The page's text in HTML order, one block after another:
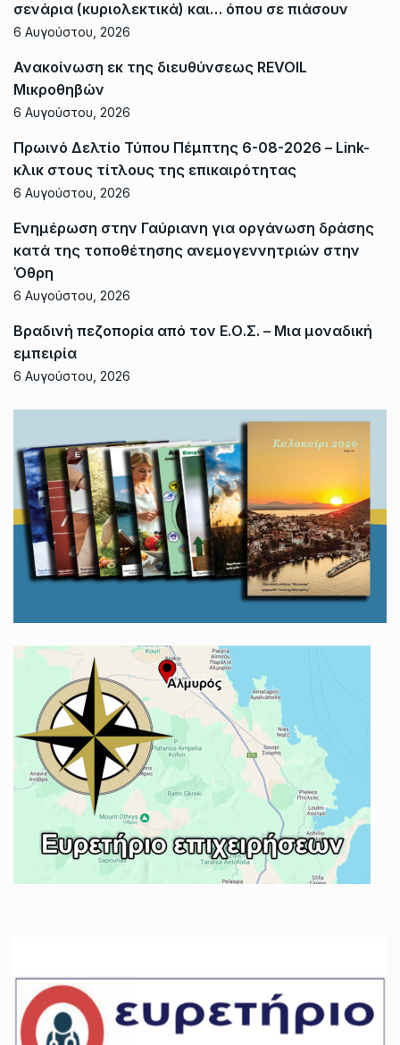
σενάρια (κυριολεκτικά) και… όπου σε πιάσουν
6 Αυγούστου, 2026
Ανακοίνωση εκ της διευθύνσεως REVOIL
Μικροθηβών
6 Αυγούστου, 2026
Πρωινό Δελτίο Τύπου Πέμπτης 6-08-2026 – Link-
κλικ στους τίτλους της επικαιρότητας
6 Αυγούστου, 2026
Ενημέρωση στην Γαύριανη για οργάνωση δράσης
κατά της τοποθέτησης ανεμογεννητριών στην
Όθρη
6 Αυγούστου, 2026
Βραδινή πεζοπορία από τον Ε.Ο.Σ. – Μια μοναδική
εμπειρία
6 Αυγούστου, 2026